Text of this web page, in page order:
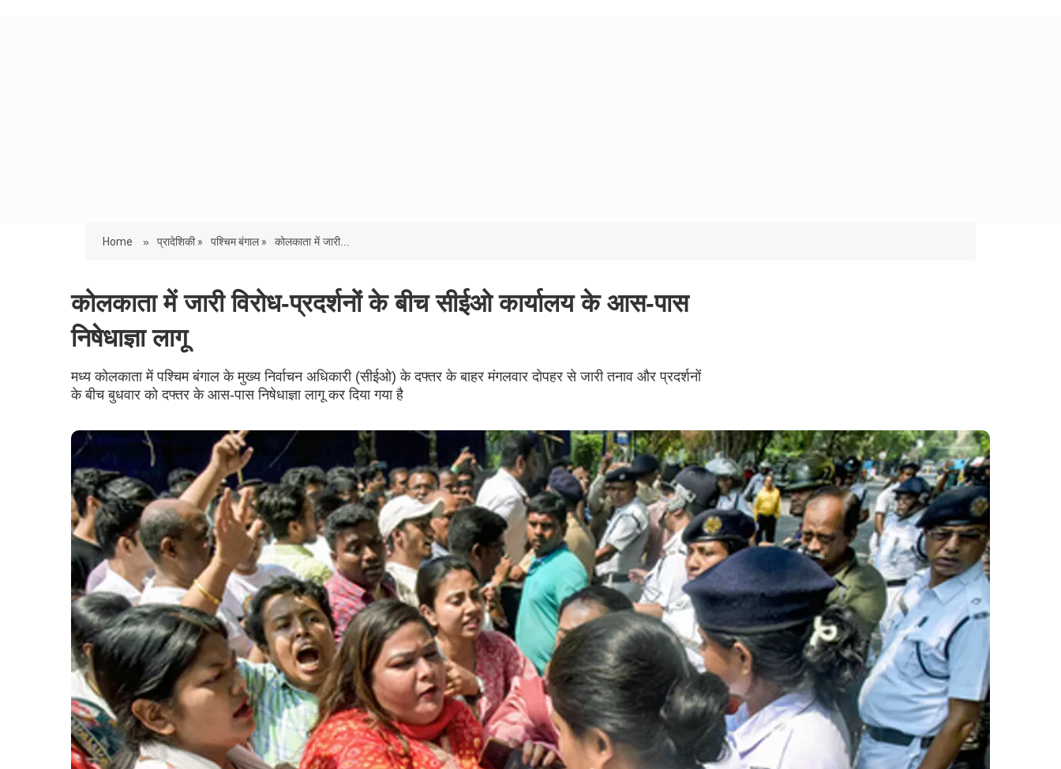
Home » प्रादेशिकी » पश्चिम बंगाल » कोलकाता में जारी...
कोलकाता में जारी विरोध-प्रदर्शनों के बीच सीईओ कार्यालय के आस-पास
निषेधाज्ञा लागू
मध्य कोलकाता में पश्चिम बंगाल के मुख्य निर्वाचन अधिकारी (सीईओ) के दफ्तर के बाहर मंगलवार दोपहर से जारी तनाव और प्रदर्शनों
के बीच बुधवार को दफ्तर के आस-पास निषेधाज्ञा लागू कर दिया गया है